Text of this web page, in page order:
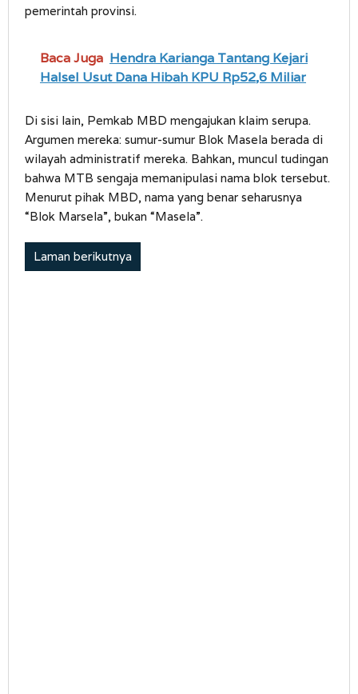
pemerintah provinsi.
Baca Juga Hendra Karianga Tantang Kejari
Halsel Usut Dana Hibah KPU Rp52,6 Miliar
Di sisi lain, Pemkab MBD mengajukan klaim serupa.
Argumen mereka: sumur-sumur Blok Masela berada di
wilayah administratif mereka. Bahkan, muncul tudingan
bahwa MTB sengaja memanipulasi nama blok tersebut.
Menurut pihak MBD, nama yang benar seharusnya
“Blok Marsela”, bukan “Masela”.
Laman berikutnya